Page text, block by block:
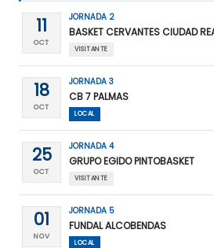
11
OCT
JORNADA 2
BASKET CERVANTES CIUDAD
VISITANTE
18
OCT
JORNADA 3
CB 7 PALMAS
LOCAL
25
OCT
JORNADA 4
GRUPO EGIDO PINTOBASKET
VISITANTE
01
NOV
JORNADA 5
FUNDAL ALCOBENDAS
LOCAL